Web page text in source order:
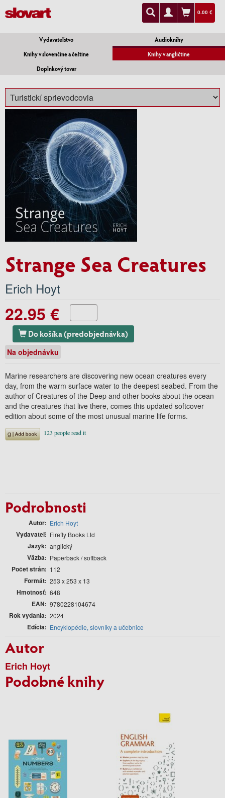
0.00 €
Vydavateľstvo
Audioknihy
Knihy v slovenčine a češtine
Knihy v angličtine
Doplnkový tovar
Strange Sea Creatures
Erich Hoyt
22.95 €
Do košíka (predobjednávka)
Na objednávku
Marine researchers are discovering new ocean creatures every
day, from the warm surface water to the deepest seabed. From the
author of Creatures of the Deep and other books about the ocean
and the creatures that live there, comes this updated softcover
edition about some of the most unusual marine life forms.
Podrobnosti
Autor Erich Hoyt
Vydavateľ Firefly Books Ltd
Jazyk anglický
Väzba Paperback / softback
Počet strán 112
Formát 253 x 253 x 13
Hmotnosť 648
EAN 9780228104674
Rok vydania 2024
Edícia Encyklopédie, slovníky a učebnice
Autor
Erich Hoyt
Podobné knihy